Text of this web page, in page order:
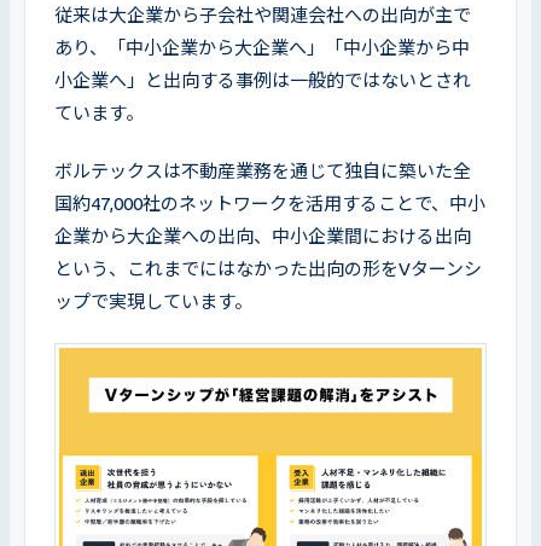
従来は大企業から子会社や関連会社への出向が主で
あり、「中小企業から大企業へ」「中小企業から中
小企業へ」と出向する事例は一般的ではないとされ
ています。
ボルテックスは不動産業務を通じて独自に築いた全
国約47,000社のネットワークを活用することで、中小
企業から大企業への出向、中小企業間における出向
という、これまでにはなかった出向の形をVターンシ
ップで実現しています。